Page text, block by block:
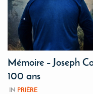
Mémoire – Joseph
100 ans
IN PRIÈRE